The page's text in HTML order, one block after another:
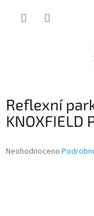
Reflexní
KNOXFIELD
Průměrné
Neohodnoceno